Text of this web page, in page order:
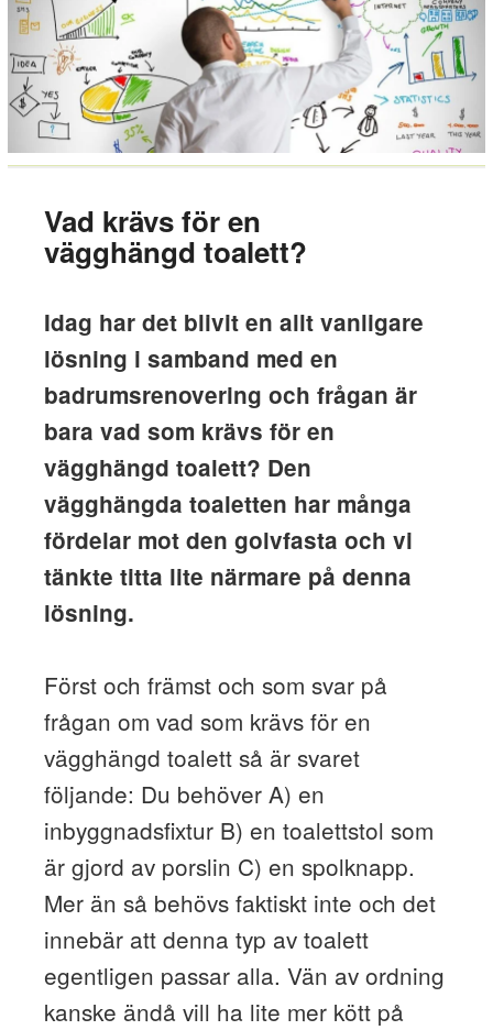
Vad krävs för en
vägghängd toalett?
Idag har det blivit en allt vanligare
lösning i samband med en
badrumsrenovering och frågan är
bara vad som krävs för en
vägghängd toalett? Den
vägghängda toaletten har många
fördelar mot den golvfasta och vi
tänkte titta lite närmare på denna
lösning.
Först och främst och som svar på
frågan om vad som krävs för en
vägghängd toalett så är svaret
följande: Du behöver A) en
inbyggnadsfixtur B) en toalettstol som
är gjord av porslin C) en spolknapp.
Mer än så behövs faktiskt inte och det
innebär att denna typ av toalett
egentligen passar alla. Vän av ordning
kanske ändå vill ha lite mer kött på